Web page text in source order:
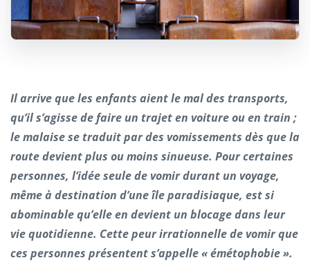
Il arrive que les enfants aient le mal des transports,
qu’il s’agisse de faire un trajet en voiture ou en train ;
le malaise se traduit par des vomissements dès que la
route devient plus ou moins sinueuse. Pour certaines
personnes, l’idée seule de vomir durant un voyage,
même à destination d’une île paradisiaque, est si
abominable qu’elle en devient un blocage dans leur
vie quotidienne. Cette peur irrationnelle de vomir que
ces personnes présentent s’appelle « émétophobie ».